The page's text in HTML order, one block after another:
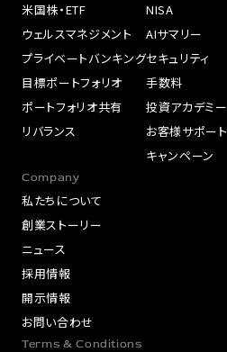
米国株・ETF
ウェルスマネジメント
プライベートバンキング
目標ポートフォリオ
ポートフォリオ共有
リバランス
NISA
AIサマリー
セキュリティ
手数料
投資アカデミー
お客様サポート
キャンペーン
Company
私たちについて
創業ストーリー
ニュース
採用情報
開示情報
お問い合わせ
Terms & Conditions